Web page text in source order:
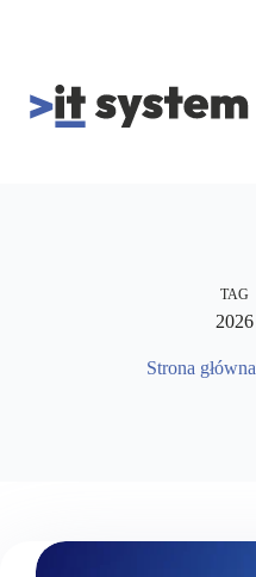
TAG
2026
Strona główna